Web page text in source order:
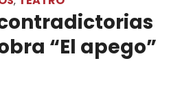
“El apego”